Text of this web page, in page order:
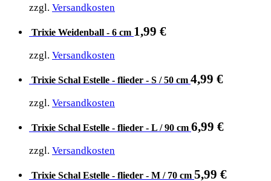
zzgl. Versandkosten
Trixie Weidenball - 6 cm 1,99 €
zzgl. Versandkosten
Trixie Schal Estelle - flieder - S / 50 cm 4,99 €
zzgl. Versandkosten
Trixie Schal Estelle - flieder - L / 90 cm 6,99 €
zzgl. Versandkosten
Trixie Schal Estelle - flieder - M / 70 cm 5,99 €